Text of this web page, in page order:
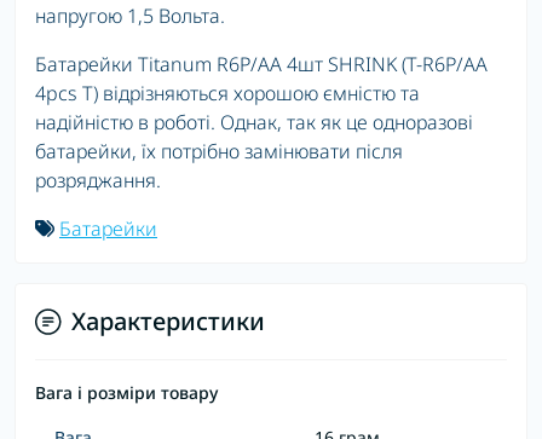
напругою 1,5 Вольта.
Батарейки Titanum R6P/AA 4шт SHRINK (T-R6P/AA
4pcs T) відрізняються хорошою ємністю та
надійністю в роботі. Однак, так як це одноразові
батарейки, їх потрібно замінювати після
розряджання.
Батарейки
Характеристики
Вага і розміри товару